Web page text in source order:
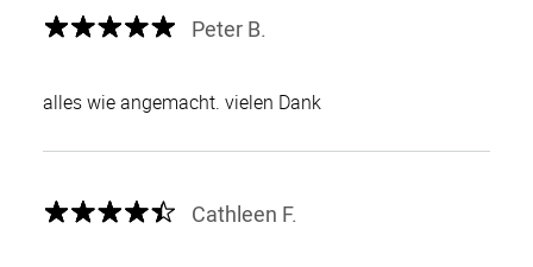
Peter B.
alles wie angemacht. vielen Dank
Cathleen F.